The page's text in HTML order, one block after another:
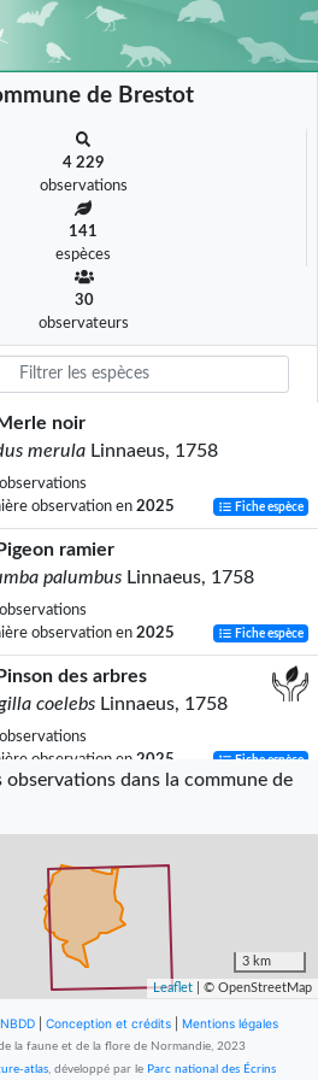
de Brestot
4 229
observations
141
espèces
30
observateurs
Merle noir
merula Linnaeus, 1758
observations
observation en 2025 Fiche espèce
Pigeon ramier
palumbus Linnaeus, 1758
observations
observation en 2025 Fiche espèce
Pinson des arbres
coelebs Linnaeus, 1758
observations
observation en 2025 Fiche espèce
troglodytes(Linnaeus,
observations
observation en
2025
Tourterelle turque
decaocto
(Frivaldszky, 1838)
observation en
observations dans la commune de
3 km
Leaflet | © OpenStreetMap
Conception et crédits Mentions légales
la faune et de la flore de Normandie, 2023
atlas, développé par le Parc national des Écrins